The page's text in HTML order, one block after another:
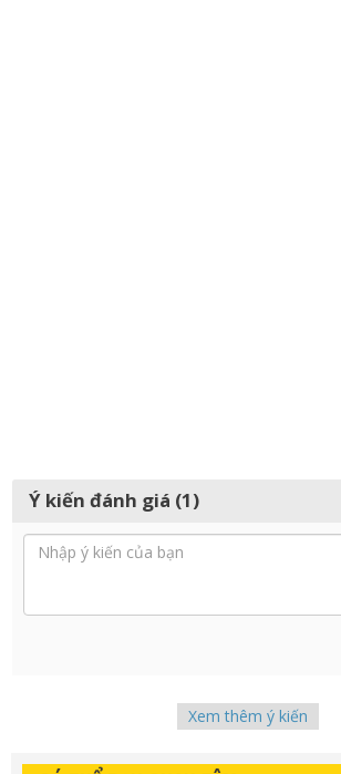
Ý kiến đánh giá (1)
Xem thêm ý kiến